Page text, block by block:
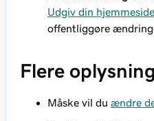
Udgiv din hjemmeside
offentliggøre
Flere
Måske vil du ændre